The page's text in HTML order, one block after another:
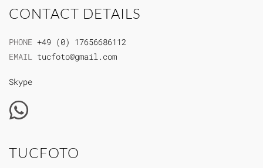
CONTACT DETAILS
PHONE +49 (0) 17656686112
EMAIL tucfoto@gmail.com
Skype
TUCFOTO